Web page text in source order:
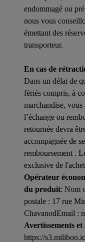
endommagé ou
nous vous
émettant des
transporteur.
En cas de
Dans un délai de
fériés compris, à
marchandise,
l’échange ou
retournée devra
accompagnée de
remboursement .
exclusive de
Opérateur
du produit: Nom
postale : 17 rue
ChavanodEmail :
Avertissements et
https://